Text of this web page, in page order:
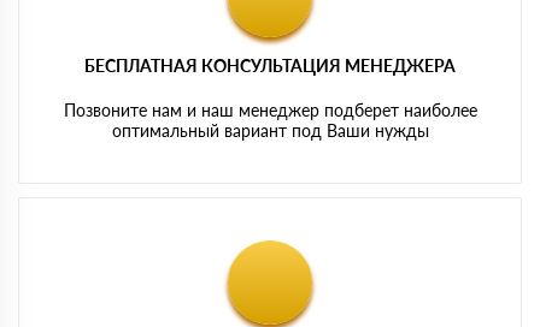
БЕСПЛАТНАЯ КОНСУЛЬТАЦИЯ МЕНЕДЖЕРА
Позвоните нам и наш менеджер подберет наиболее
оптимальный вариант под Ваши нужды